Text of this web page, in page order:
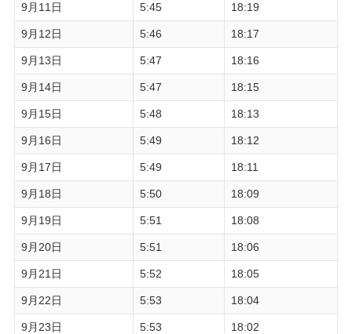
9月11日 5:45 18:19
9月12日 5:46 18:17
9月13日 5:47 18:16
9月14日 5:47 18:15
9月15日 5:48 18:13
9月16日 5:49 18:12
9月17日 5:49 18:11
9月18日 5:50 18:09
9月19日 5:51 18:08
9月20日 5:51 18:06
9月21日 5:52 18:05
9月22日 5:53 18:04
9月23日 5:53 18:02